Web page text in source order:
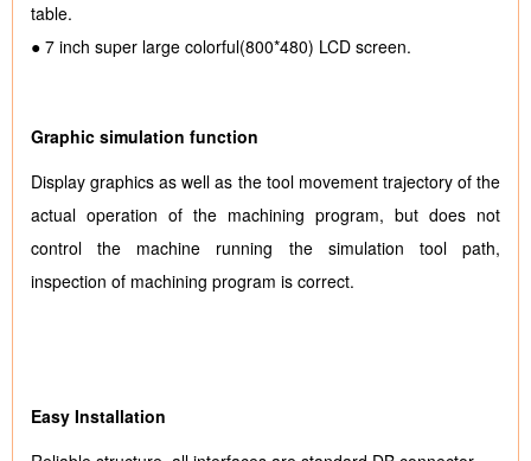
table.
● 7 inch super large colorful(800*480) LCD screen.
Graphic simulation function
Display graphics as well as the tool movement trajectory of the
actual operation of the machining program, but does not
control the machine running the simulation tool path,
inspection of machining program is correct.
Easy Installation